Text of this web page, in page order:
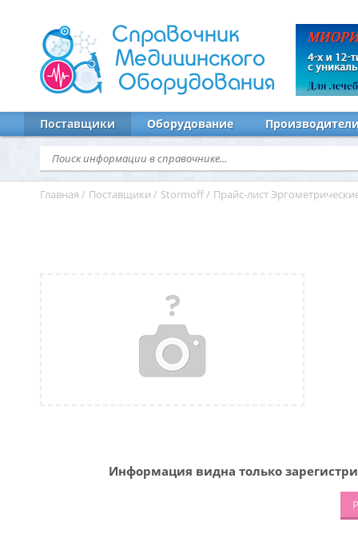
Справочник
Медицинского
Оборудования
Поставщики Оборудование
Главная / Поставщики / Stormoff / Прайс-лист
Информация видна только